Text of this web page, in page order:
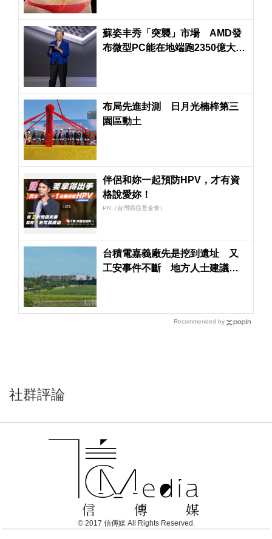
蘇姿丰秀「突襲」市場 AMD發
布微型PC能在地端跑2350億大模
布局先進封測 日月光楠梓第三
園區動土
伴侶和妳一起預防HPV，才有資
格說愛妳！
PR（台灣癌症基金會）
台積電嘉義廠先是挖到遺址 又
工安事件不斷 地方人士建議捐
Recommended by
社群評論
© 2017 信傳媒 All Rights Reserved.